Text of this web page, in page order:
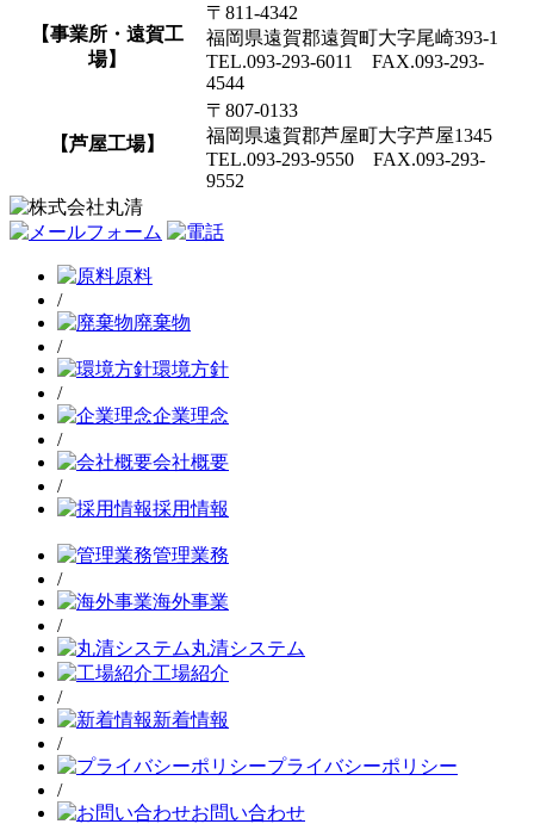
【事業所・遠賀工
場】
〒811-4342
福岡県遠賀郡遠賀町大字尾崎393-1
TEL.093-293-6011 FAX.093-293-
4544
【芦屋工場】
〒807-0133
福岡県遠賀郡芦屋町大字芦屋1345
TEL.093-293-9550 FAX.093-293-
9552
原料
/
廃棄物
/
環境方針
/
企業理念
/
会社概要
/
採用情報
管理業務
/
海外事業
/
丸清システム
工場紹介
/
新着情報
/
プライバシーポリシー
/
お問い合わせ